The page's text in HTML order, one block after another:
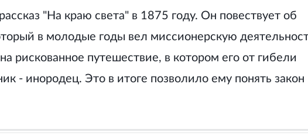
"На краю света" в 1875 году. Он повествует об
в молодые годы вел миссионерскую
рискованное путешествие, в котором его от гибели
- инородец. Это в итоге позволило ему понять закон